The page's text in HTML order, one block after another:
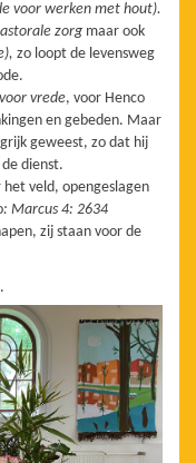
voor werken met hout).
zorg maar ook
zo loopt de levensweg
vrede, voor Henco
en gebeden. Maar
geweest, zo dat hij
dienst.
veld, opengeslagen
: Marcus 4: 2634
zij staan voor de